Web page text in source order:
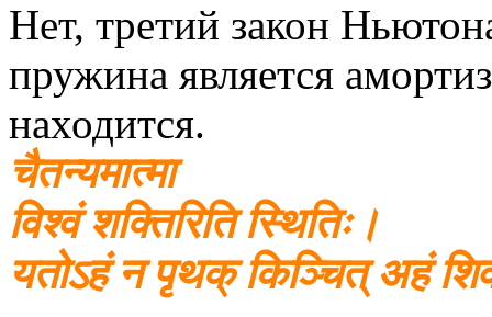
Нет, третий закон
пружина является
находится.
चैतन्यमात्मा
विश्वं शक्तिरिति स्थितिः।
यतोऽहं न पृथक् किञ्चित् अहं